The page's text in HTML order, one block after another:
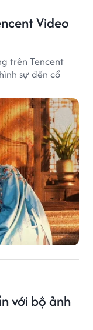
Video
trên Tencent
sự đến cổ
với bộ ảnh